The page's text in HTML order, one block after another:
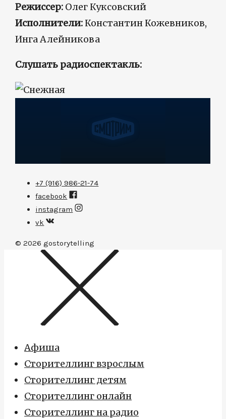
Режиссер: Олег Куксовский
Исполнители: Константин Кожевников,
Инга Алейникова
Слушать радиоспектакль:
+7 (916) 986-21-74
facebook
instagram
vk
© 2026gostorytelling
Афиша
Сторителлинг взрослым
Сторителлинг детям
Сторителлинг онлайн
Сторителлинг на радио